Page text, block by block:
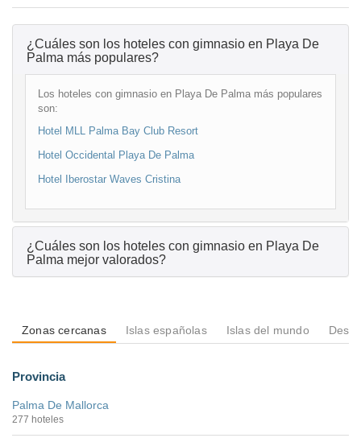
¿Cuáles son los hoteles con gimnasio en Playa De
Palma más populares?
Los hoteles con gimnasio en Playa De Palma más populares
son:
Hotel MLL Palma Bay Club Resort
Hotel Occidental Playa De Palma
Hotel Iberostar Waves Cristina
¿Cuáles son los hoteles con gimnasio en Playa De
Palma mejor valorados?
Zonas cercanas Islas españolas Islas del mundo
Provincia
Palma De Mallorca
277 hoteles